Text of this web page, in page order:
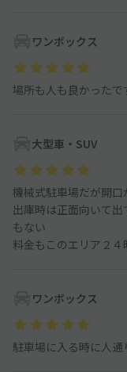
ワンボックス
場所も人も良かったで
大型車・SUV
機械式駐車場だが開
出庫時は正面向いて
もない
料金もこのエリア２
ワンボックス
駐車場に入る時に人通